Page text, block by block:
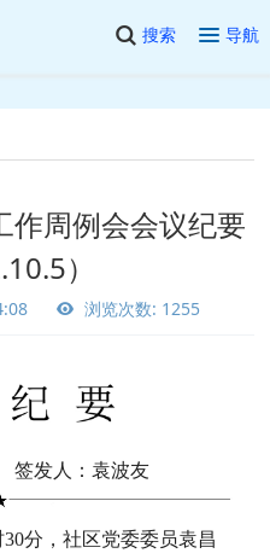
搜索 导航
作周例会会议纪要
）
浏览次数: 1255
发人：袁波友
30分，社区党委委员袁昌